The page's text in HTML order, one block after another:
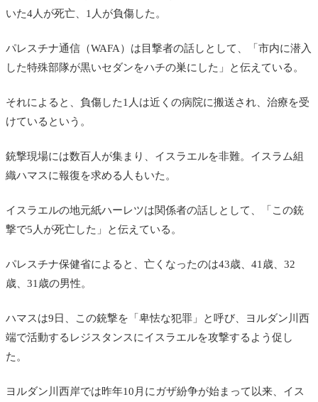
いた4人が死亡、1人が負傷した。
パレスチナ通信（WAFA）は目撃者の話しとして、「市内に潜入
した特殊部隊が黒いセダンをハチの巣にした」と伝えている。
それによると、負傷した1人は近くの病院に搬送され、治療を受
けているという。
銃撃現場には数百人が集まり、イスラエルを非難。イスラム組
織ハマスに報復を求める人もいた。
イスラエルの地元紙ハーレツは関係者の話しとして、「この銃
撃で5人が死亡した」と伝えている。
パレスチナ保健省によると、亡くなったのは43歳、41歳、32
歳、31歳の男性。
ハマスは9日、この銃撃を「卑怯な犯罪」と呼び、ヨルダン川西
端で活動するレジスタンスにイスラエルを攻撃するよう促し
た。
ヨルダン川西岸では昨年10月にガザ紛争が始まって以来、イス